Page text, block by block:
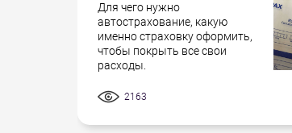
Для чего нужно
автострахование, какую
именно страховку оформить,
чтобы покрыть все свои
расходы.
2163